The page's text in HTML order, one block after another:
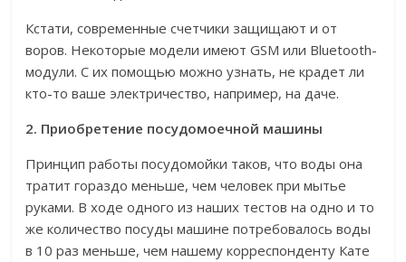
Кстати, современные счетчики защищают и от
воров. Некоторые модели имеют GSM или Bluetooth-
модули. C их помощью можно узнать, не крадет ли
кто-то ваше электричество, например, на даче.
2. Приобретение посудомоечной машины
Принцип работы посудомойки таков, что воды она
тратит гораздо меньше, чем человек при мытье
руками. В ходе одного из наших тестов на одно и то
же количество посуды машине потребовалось воды
в 10 раз меньше, чем нашему корреспонденту Кате